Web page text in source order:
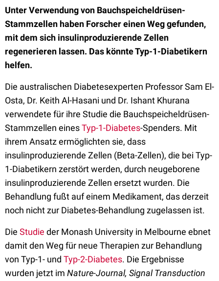
Unter Verwendung von Bauchspeicheldrüsen-
Stammzellen haben Forscher einen Weg gefunden,
mit dem sich insulinproduzierende Zellen
regenerieren lassen. Das könnte Typ-1-Diabetikern
helfen.
Die australischen Diabetesexperten Professor Sam El-
Osta, Dr. Keith Al-Hasani und Dr. Ishant Khurana
verwendete für ihre Studie die Bauchspeicheldrüsen-
Stammzellen einesTyp-1-Diabetes-Spenders. Mit
ihrem Ansatz ermöglichten sie, dass
insulinproduzierende Zellen (Beta-Zellen), die bei Typ-
1-Diabetikern zerstört werden, durch neugeborene
insulinproduzierende Zellen ersetzt wurden. Die
Behandlung fußt auf einem Medikament, das derzeit
noch nicht zur Diabetes-Behandlung zugelassen ist.
Die Studie der Monash University in Melbourne ebnet
damit den Weg für neue Therapien zur Behandlung
von Typ-1- und Typ-2-Diabetes. Die Ergebnisse
wurden jetzt im Nature-Journal, Signal Transduction